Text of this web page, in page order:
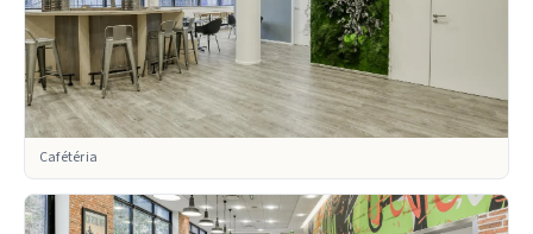
Cafétéria